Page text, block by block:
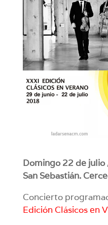
Domingo 22 de
San Sebastián.
Concierto
Edición Clásicos en